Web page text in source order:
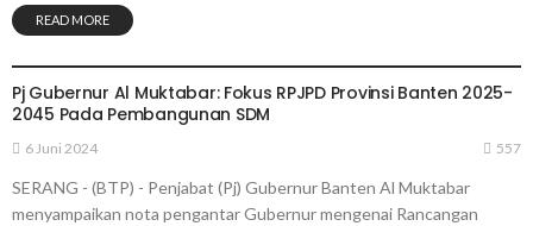
READ MORE
Pj Gubernur Al Muktabar: Fokus RPJPD Provinsi Banten 2025-
2045 Pada Pembangunan SDM
6 Juni 2024 557
SERANG - (BTP) - Penjabat (Pj) Gubernur Banten Al Muktabar
menyampaikan nota pengantar Gubernur mengenai Rancangan